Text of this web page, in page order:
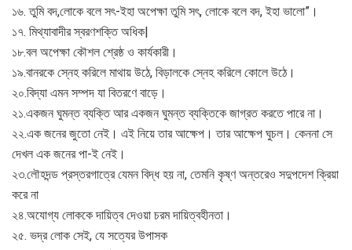
১৬. তুমি বদ,লোকে বলে সৎ-ইহা অপেক্ষা তুমি সৎ, লোকে বলে বদ, ইহা ভালো”।
১৭. মিথ্যাবাদীর স্বরণশক্তি অধিক|
১৮.বল অপেক্ষা কৌশল শ্রেষ্ঠ ও কার্যকারী।
১৯.বানরকে স্নেহ করিলে মাথায় উঠে, বিড়ালকে স্নেহ করিলে কোলে উঠে।
২০.বিদ্যা এমন সম্পদ যা বিতরণে বাড়ে।
২১.একজন ঘুমন্ত ব্যক্তি আর একজন ঘুমন্ত ব্যক্তিকে জাগ্রত করতে পারে না।
২২.এক জনের জুতো নেই। এই নিয়ে তার আক্ষেপ। তার আক্ষেপ ঘুচল। কেননা সে
দেখল এক জনের পা-ই নেই।
২৩.লৌহদন্ড প্রস্তরগাত্রে যেমন বিদ্ধ হয় না, তেমনি কৃষ্ণ অন্তরেও সদুপদেশ ক্রিয়া
করে না
২৪.অযোগ্য লোককে দায়িত্ব দেওয়া চরম দায়িত্বহীনতা।
২৫. ভদ্র লোক সেই, যে সত্যের উপাসক